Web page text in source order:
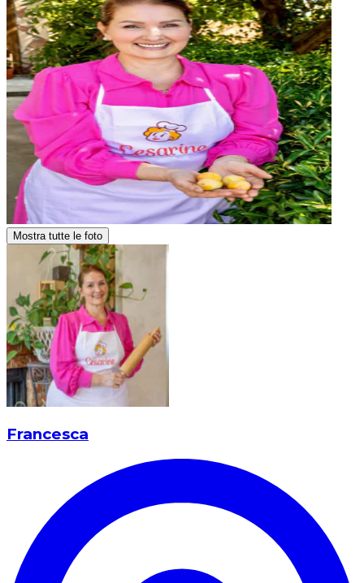
Mostra tutte le foto
Francesca